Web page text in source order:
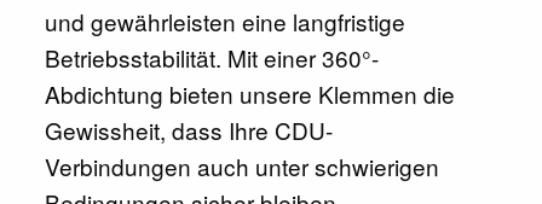
und gewährleisten eine langfristige
Betriebsstabilität. Mit einer 360°-
Abdichtung bieten unsere Klemmen die
Gewissheit, dass Ihre CDU-
Verbindungen auch unter schwierigen